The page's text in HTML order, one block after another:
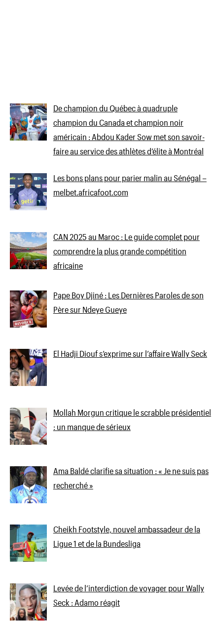
De champion du Québec à quadruple
champion du Canada et champion noir
américain : Abdou Kader Sow met son savoir-
faire au service des athlètes d’élite à Montréal
Les bons plans pour parier malin au Sénégal –
melbet.africafoot.com
CAN 2025 au Maroc : Le guide complet pour
comprendre la plus grande compétition
africaine
Pape Boy Djiné : Les Dernières Paroles de son
Père sur Ndeye Gueye
El Hadji Diouf s’exprime sur l’affaire Wally Seck
Mollah Morgun critique le scrabble présidentiel
: un manque de sérieux
Ama Baldé clarifie sa situation : « Je ne suis pas
recherché »
Cheikh Footstyle, nouvel ambassadeur de la
Ligue 1 et de la Bundesliga
Levée de l’interdiction de voyager pour Wally
Seck : Adamo réagit